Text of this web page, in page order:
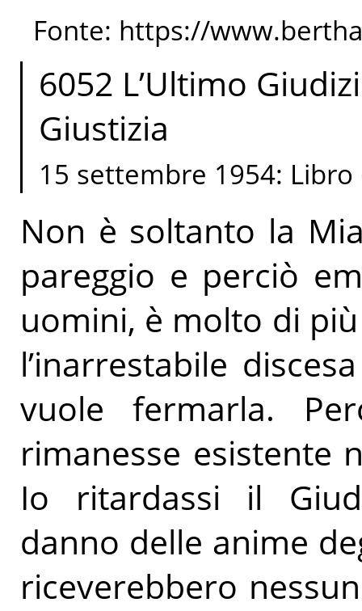
Fonte: https://
6052 L’Ultimo
Giustizia
15 settembre 1954: Libro
Non è soltanto la
pareggio e perciò
uomini, è molto di
l’inarrestabile
vuole fermarla.
rimanesse esistente
Io ritardassi il
danno delle anime
riceverebbero